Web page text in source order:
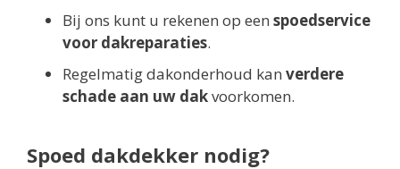
Bij ons kunt u rekenen op een spoedservice
voor dakreparaties.
Regelmatig dakonderhoud kan verdere
schade aan uw dakvoorkomen.
Spoed dakdekker nodig?